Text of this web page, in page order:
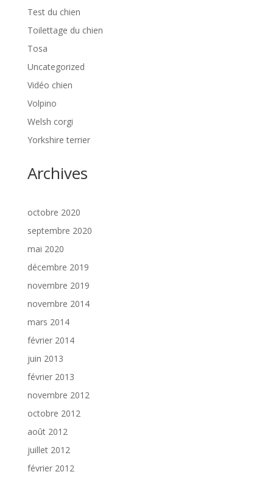
Test du chien
Toilettage du chien
Tosa
Uncategorized
Vidéo chien
Volpino
Welsh corgi
Yorkshire terrier
Archives
octobre 2020
septembre 2020
mai 2020
décembre 2019
novembre 2019
novembre 2014
mars 2014
février 2014
juin 2013
février 2013
novembre 2012
octobre 2012
août 2012
juillet 2012
février 2012